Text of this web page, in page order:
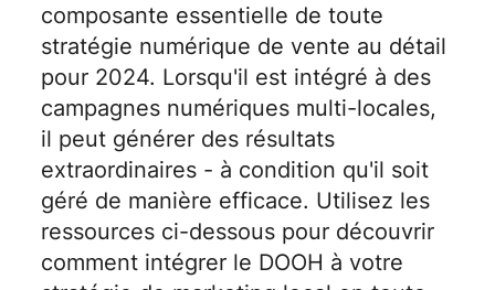
composante essentielle de toute
stratégie numérique de vente au détail
pour 2024. Lorsqu'il est intégré à des
campagnes numériques multi-locales,
il peut générer des résultats
extraordinaires - à condition qu'il soit
géré de manière efficace. Utilisez les
ressources ci-dessous pour découvrir
comment intégrer le DOOH à votre